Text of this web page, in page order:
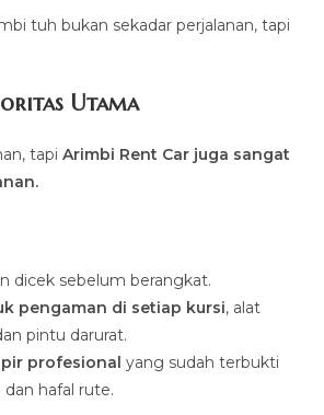
tuh bukan sekadar perjalanan, tapi
Utama
tapiArimbi Rent Car juga sangat
dicek sebelum berangkat.
pengaman di setiap kursi, alat
pintu darurat.
profesional yang sudah terbukti
hafal rute.